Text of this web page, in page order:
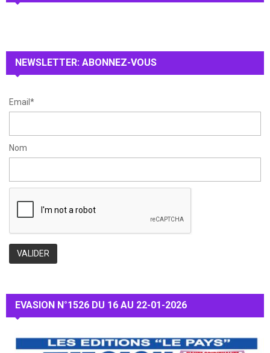
:
NEWSLETTER: ABONNEZ-VOUS
Email*
Nom
EVASION N°1526 DU 16 AU 22-01-2026